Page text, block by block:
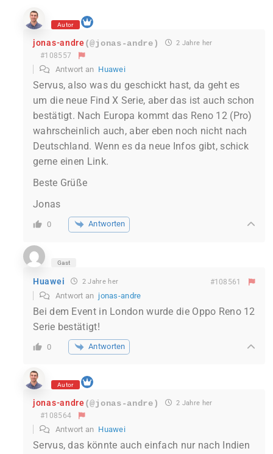
Autor
jonas-andre(@jonas-andre) 2 Jahre her
#108557
Antwort an Huawei
Servus, also was du geschickt hast, da geht es
um die neue Find X Serie, aber das ist auch schon
bestätigt. Nach Europa kommt das Reno 12 (Pro)
wahrscheinlich auch, aber eben noch nicht nach
Deutschland. Wenn es da neue Infos gibt, schick
gerne einen Link.
Beste Grüße
Jonas
0 Antworten
Gast
Huawei 2 Jahre her #108561
Antwort an jonas-andre
Bei dem Event in London wurde die Oppo Reno 12
Serie bestätigt!
0 Antworten
Autor
jonas-andre(@jonas-andre) 2 Jahre her
#108564
Antwort an Huawei
Servus, das könnte auch einfach nur nach Indien